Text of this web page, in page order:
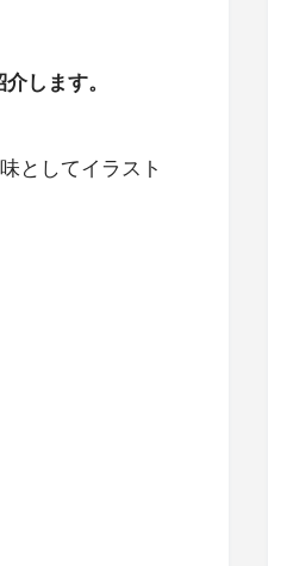
します。
としてイラスト